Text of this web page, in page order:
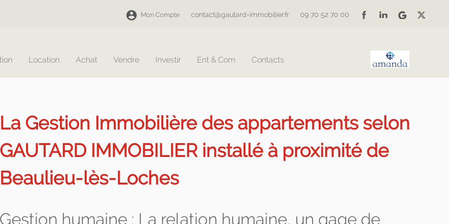
Mon Compte contact@gautard-immobilier.fr 09 70 52 70 00
Location Achat Vendre Investir Ent & Com Contacts
La Gestion Immobilière des appartements selon
GAUTARD IMMOBILIER installé à proximité de
Beaulieu-lès-Loches
Gestion humaine : La relation humaine, un gage de